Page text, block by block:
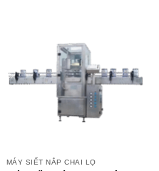
MÁY SIẾT NẮP CHAI LỌ